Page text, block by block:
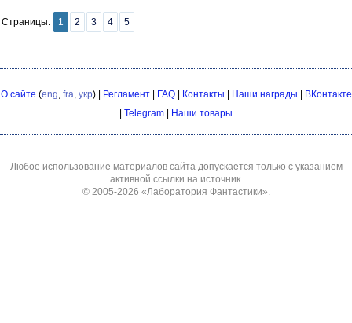
Страницы: 1 2 3 4 5
О сайте (eng, fra, укр) | Регламент| FAQ| Контакты Наши награды
ВКонтакте
Telegram Наши товары
Любое использование материалов сайта допускается только с указанием
активной ссылки на источник.
© 2005-2026 «Лаборатория Фантастики».